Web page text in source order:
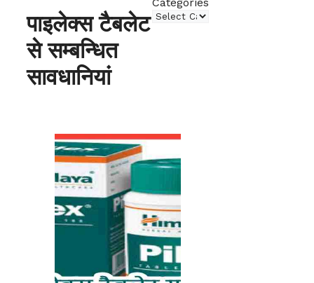
पाइलेक्स टैबलेट
से सम्बन्धित
सावधानियां